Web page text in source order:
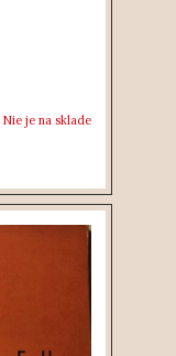
Nie je na sklade